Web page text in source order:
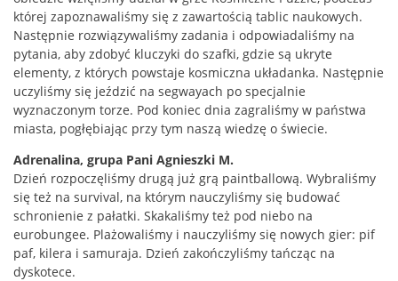
której zapoznawaliśmy się z zawartością tablic naukowych.
Następnie rozwiązywaliśmy zadania i odpowiadaliśmy na
pytania, aby zdobyć kluczyki do szafki, gdzie są ukryte
elementy, z których powstaje kosmiczna układanka. Następnie
uczyliśmy się jeździć na segwayach po specjalnie
wyznaczonym torze. Pod koniec dnia zagraliśmy w państwa
miasta, pogłębiając przy tym naszą wiedzę o świecie.
Adrenalina, grupa Pani Agnieszki M.
Dzień rozpoczęliśmy drugą już grą paintballową. Wybraliśmy
się też na survival, na którym nauczyliśmy się budować
schronienie z pałatki. Skakaliśmy też pod niebo na
eurobungee. Plażowaliśmy i nauczyliśmy się nowych gier: pif
paf, kilera i samuraja. Dzień zakończyliśmy tańcząc na
dyskotece.